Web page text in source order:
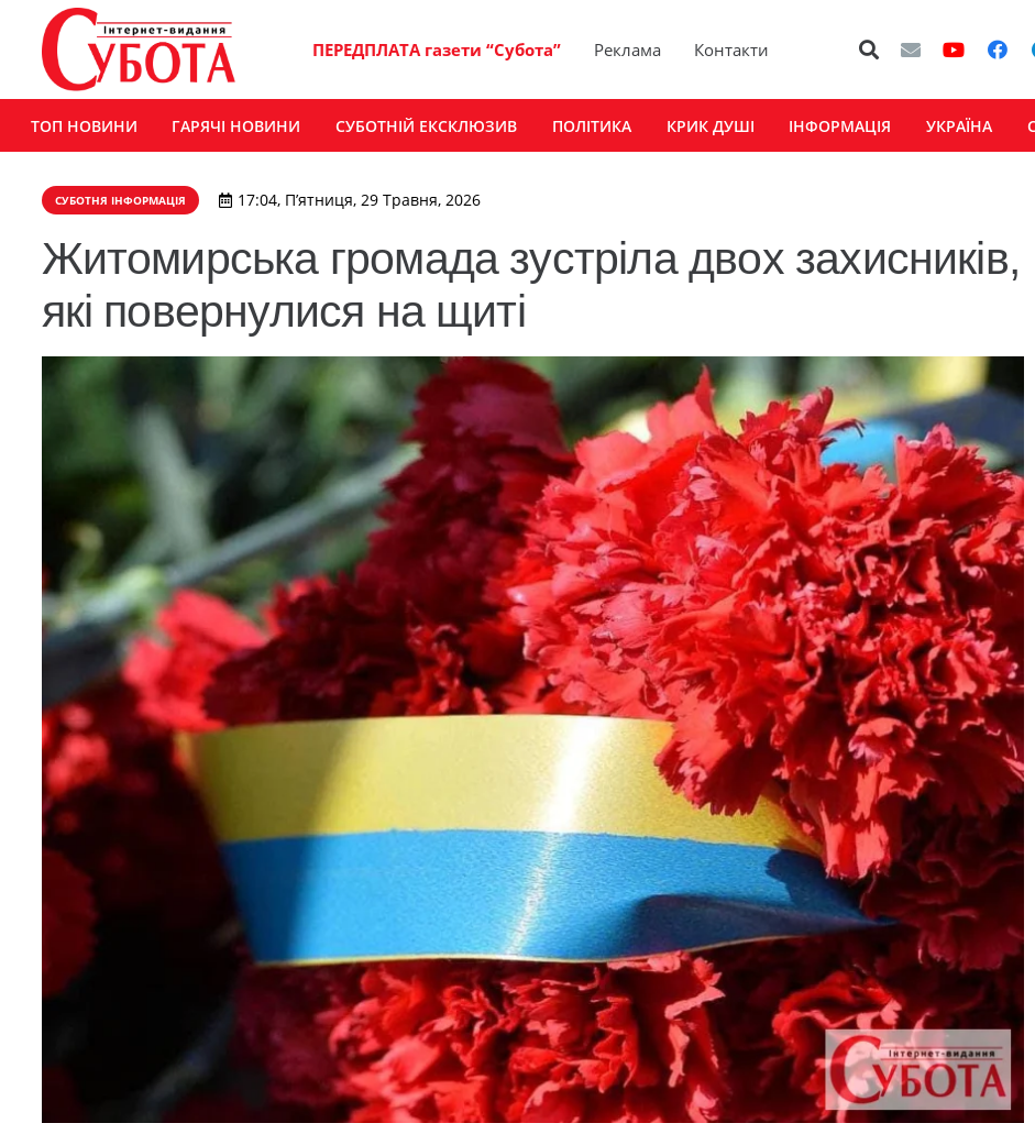
ПЕРЕДПЛАТА газети “Субота” Реклама Контакти
ТОП НОВИНИ ГАРЯЧІ НОВИНИ СУБОТНІЙ ЕКСКЛЮЗИВ ПОЛІТИКА КРИК ДУШІ ІНФОРМАЦІЯ УКРАЇНА
СУБОТНЯ ІНФОРМАЦІЯ 17:04, П’ятниця, 29 Травня, 2026
Житомирська громада зустріла двох захисників,
які повернулися на щиті